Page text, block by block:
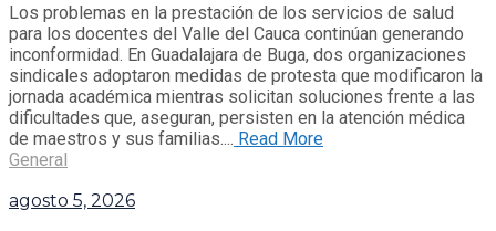
Los problemas en la prestación de los servicios de salud
para los docentes del Valle del Cauca continúan generando
inconformidad. En Guadalajara de Buga, dos organizaciones
sindicales adoptaron medidas de protesta que modificaron la
jornada académica mientras solicitan soluciones frente a las
dificultades que, aseguran, persisten en la atención médica
de maestros y sus familias.... Read More
General
agosto 5, 2026